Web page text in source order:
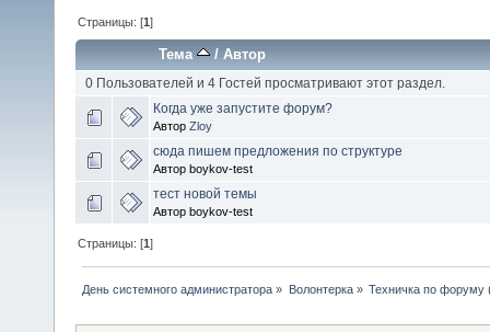
Страницы: [1]
Тема /Автор
0 Пользователей и 4 Гостей просматривают этот раздел.
Когда уже запустите форум?
Автор Zloy
сюда пишем предложения по структуре
Автор boykov-test
тест новой темы
Автор boykov-test
Страницы: [1]
День системного администратора » Волонтерка» Техничка по форуму